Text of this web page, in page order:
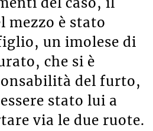
mezzo è stato
un imolese di
che si è
del furto,
stato lui a
via le due ruote.